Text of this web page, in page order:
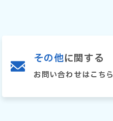
その他に関する
お問い合わせはこちら